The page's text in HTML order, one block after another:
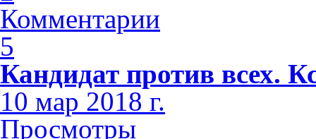
Комментарии
5
Кандидат против всех.
10 мар 2018 г.
Просмотры